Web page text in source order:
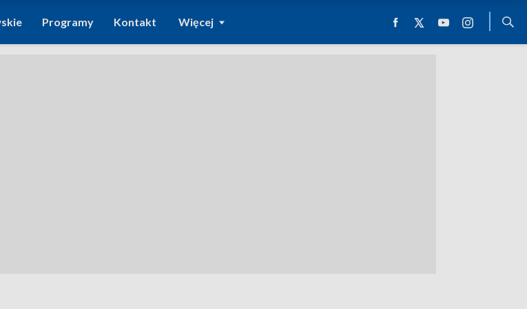
Programy Kontakt Więcej